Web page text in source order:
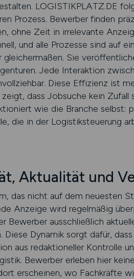
LOGISTIKPLATZ.DE
Prozess. Bewerber finden
ohne Zeit in irrelevante
und alle Prozesse sind auf
Sie
Jede Interaktion
Diese Effizienz ist
dass Jobsuche kein Zufall
wie die Branche selbst:
die in der Logistiksteuerung
Aktualität und
das nicht auf dem neuesten
Anzeige wird regelmäßig
ausschließlich
Dynamik sorgt dafür, dass
aus redaktioneller Kontrolle
Bewerber erleben hier
erscheinen, wo Fachkräfte